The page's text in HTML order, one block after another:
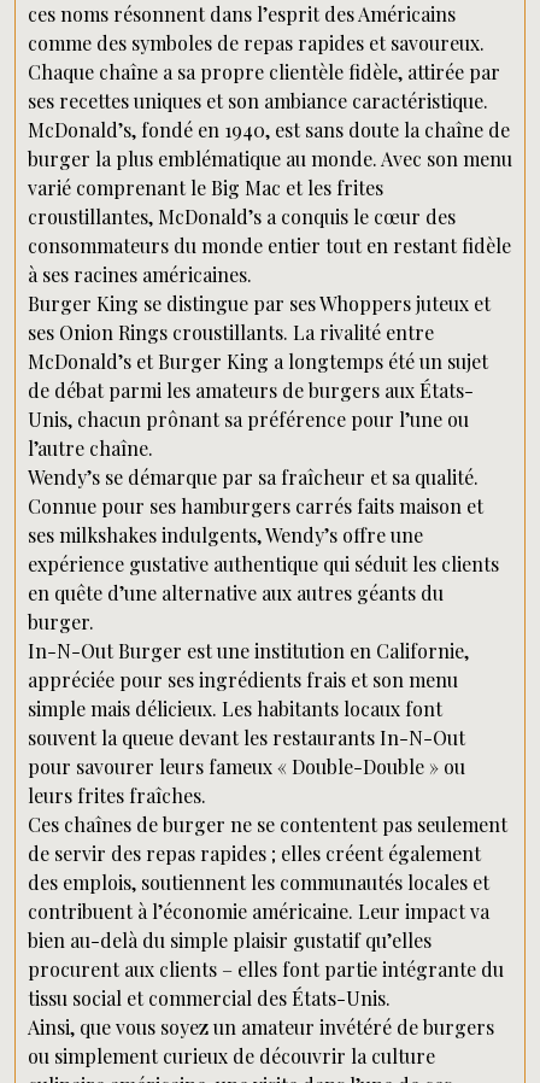
ces noms résonnent dans l’esprit des Américains
comme des symboles de repas rapides et savoureux.
Chaque chaîne a sa propre clientèle fidèle, attirée par
ses recettes uniques et son ambiance caractéristique.
McDonald’s, fondé en 1940, est sans doute la chaîne de
burger la plus emblématique au monde. Avec son menu
varié comprenant le Big Mac et les frites
croustillantes, McDonald’s a conquis le cœur des
consommateurs du monde entier tout en restant fidèle
à ses racines américaines.
Burger King se distingue par ses Whoppers juteux et
ses Onion Rings croustillants. La rivalité entre
McDonald’s et Burger King a longtemps été un sujet
de débat parmi les amateurs de burgers aux États-
Unis, chacun prônant sa préférence pour l’une ou
l’autre chaîne.
Wendy’s se démarque par sa fraîcheur et sa qualité.
Connue pour ses hamburgers carrés faits maison et
ses milkshakes indulgents, Wendy’s offre une
expérience gustative authentique qui séduit les clients
en quête d’une alternative aux autres géants du
burger.
In-N-Out Burger est une institution en Californie,
appréciée pour ses ingrédients frais et son menu
simple mais délicieux. Les habitants locaux font
souvent la queue devant les restaurants In-N-Out
pour savourer leurs fameux « Double-Double » ou
leurs frites fraîches.
Ces chaînes de burger ne se contentent pas seulement
de servir des repas rapides ; elles créent également
des emplois, soutiennent les communautés locales et
contribuent à l’économie américaine. Leur impact va
bien au-delà du simple plaisir gustatif qu’elles
procurent aux clients – elles font partie intégrante du
tissu social et commercial des États-Unis.
Ainsi, que vous soyez un amateur invétéré de burgers
ou simplement curieux de découvrir la culture